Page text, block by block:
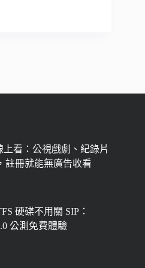
上看：公視戲劇、紀錄片
註冊就能無廣告收看
硬碟不用關 SIP：
公測免費體驗